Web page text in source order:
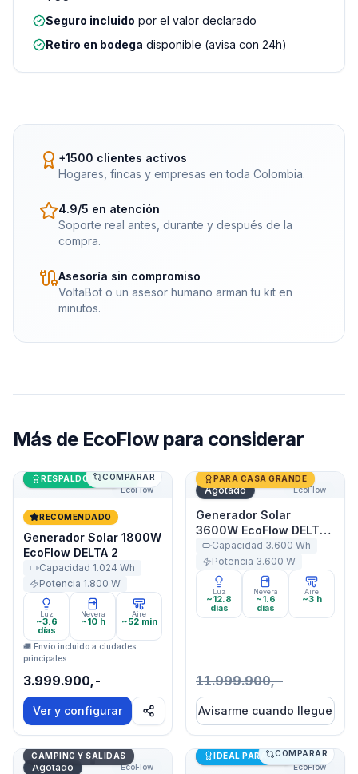
Seguro incluido por el valor declarado
Retiro en bodega disponible (avisa con 24h)
+1500 clientes activos
Hogares, fincas y empresas en toda Colombia.
4.9/5 en atención
Soporte real antes, durante y después de la
compra.
Asesoría sin compromiso
VoltaBot o un asesor humano arman tu kit en
minutos.
Más de EcoFlowpara considerar
Generador Solar 1800W EcoFlow DELTA 2
EcoFlow
Últimas unidades
RESPALDO DE CASA
COMPARAR
RECOMENDADO
Generador Solar 1800W
EcoFlow DELTA 2
Capacidad 1.024 Wh
Potencia 1.800 W
Luz
~3.6
días
Nevera
~10 h
Aire
~52 min
🚚 Envío incluido a ciudades
principales
3.999.900,-
Ver y configurar
Generador Solar 3600W
Agotado EcoFlow
PARA CASA GRANDE
Generador Solar
3600W EcoFlow DELTA
ProCapacidad 3.600 Wh
Potencia 3.600 W
Luz
~12.8
días
Nevera
~1.6
días
Aire
~3 h
11.999.900,-
Avisarme cuando llegue
Generador Solar 500W EcoFlow DELTA 3 1000 Air
Agotado EcoFlow
CAMPING Y SALIDAS Generador Solar 500W
EcoFlow
Últimas unidades
IDEAL PARA STARLINK
COMPARAR